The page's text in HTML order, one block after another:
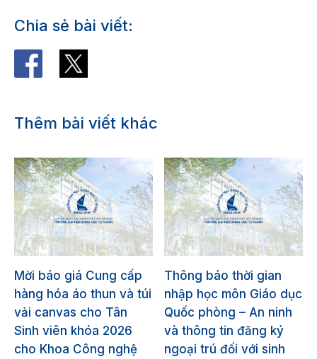
Chia sẻ bài viết:
Thêm bài viết khác
Mời báo giá Cung cấp
hàng hóa áo thun và túi
vải canvas cho Tân
Sinh viên khóa 2026
cho Khoa Công nghệ
Thông báo thời gian
nhập học môn Giáo dục
Quốc phòng – An ninh
và thông tin đăng ký
ngoại trú đối với sinh